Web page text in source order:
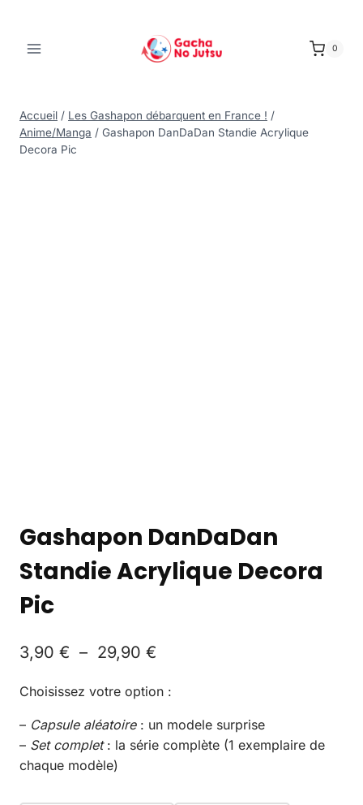
0
Accueil / Les Gashapon débarquent en France ! /
Anime/Manga / Gashapon DanDaDan Standie Acrylique
Decora Pic
Gashapon DanDaDan
Standie Acrylique Decora
Pic
3,90 € – 29,90 €
Choisissez votre option :
– Capsule aléatoire: un modele surprise
– Set complet: la série complète (1 exemplaire de
chaque modèle)